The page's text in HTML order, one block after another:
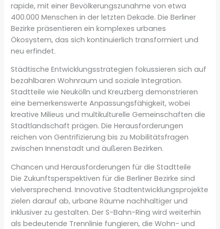
rapide, mit einer Bevölkerungszunahme von etwa
400.000 Menschen in der letzten Dekade. Die Berliner
Bezirke präsentieren ein komplexes urbanes
Ökosystem, das sich kontinuierlich transformiert und
neu erfindet.
Städtische Entwicklungsstrategien fokussieren sich auf
bezahlbaren Wohnraum und soziale Integration.
Stadtteile wie Neukölln und Kreuzberg demonstrieren
eine bemerkenswerte Anpassungsfähigkeit, wobei
kreative Milieus und multikulturelle Gemeinschaften die
Stadtlandschaft prägen. Die Herausforderungen
reichen von Gentrifizierung bis zu Mobilitätsfragen
zwischen Innenstadt und äußeren Bezirken.
Chancen und Herausforderungen für die Stadtteile
Die Zukunftsperspektiven für die Berliner Bezirke sind
vielversprechend. Innovative Stadtentwicklungsprojekte
zielen darauf ab, urbane Räume nachhaltiger und
inklusiver zu gestalten. Der S-Bahn-Ring wird weiterhin
als bedeutende Trennlinie fungieren, die Wohn- und